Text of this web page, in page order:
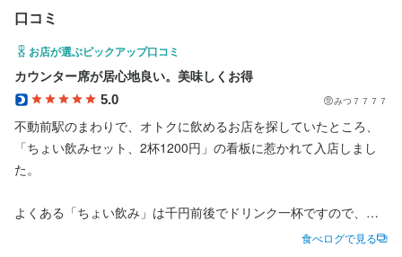
口コミ
お店が選ぶピックアップ口コミ
カウンター席が居心地良い。美味しくお得
5.0 みつ７７７７
不動前駅のまわりで、オトクに飲めるお店を探していたところ、
「ちょい飲みセット、2杯1200円」の看板に惹かれて入店しまし
た。
よくある「ちょい飲み」は千円前後でドリンク一杯ですので、２
食べログで見る
最終更新日2023/02/03
033-493-1288
法人名・事業者名
オール・ミッキー・ジャパン（株）
最終更新日2023/04/04